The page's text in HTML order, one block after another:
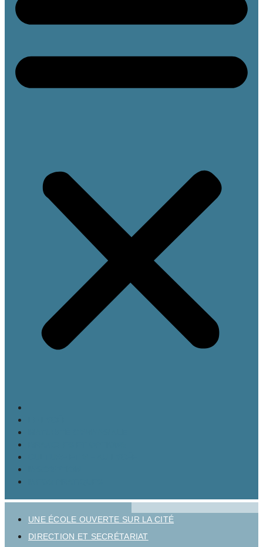
UNE ÉCOLE OUVERTE SUR LA CITÉ
DIRECTION ET SECRÉTARIAT